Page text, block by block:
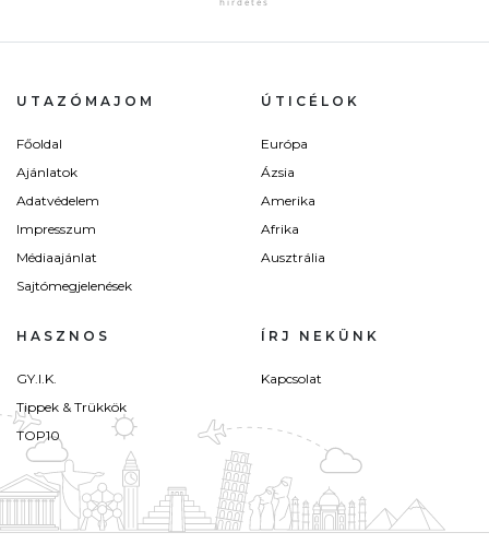
UTAZÓMAJOM
Főoldal
Ajánlatok
Adatvédelem
Impresszum
Médiaajánlat
Sajtómegjelenések
ÚTICÉLOK
Európa
Ázsia
Amerika
Afrika
Ausztrália
HASZNOS
GY.I.K.
Tippek & Trükkök
TOP10
ÍRJ NEKÜNK
Kapcsolat